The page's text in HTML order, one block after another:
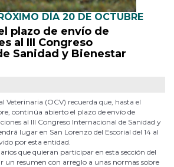
DÍA 20 DE OCTUBRE
plazo de envío de
al III Congreso
Sanidad y Bienestar
Veterinaria (OCV) recuerda que, hasta el
continúa abierto el plazo de envío de
al III Congreso Internacional de Sanidad y
lugar en San Lorenzo del Escorial del 14 al
por esta entidad.
que quieran participar en esta sección del
un resumen con arreglo a unas normas sobre